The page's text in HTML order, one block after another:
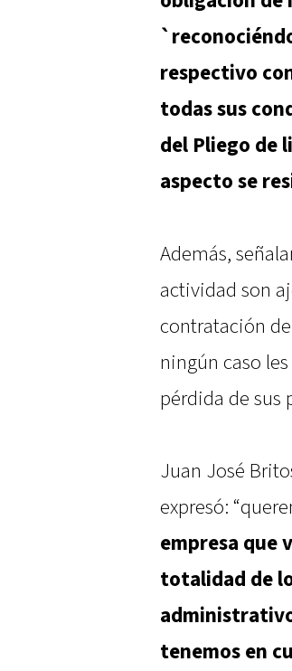
respectivo
todas sus
del Pliego de
aspecto se
Además,
actividad son
contratación
ningún caso
pérdida de sus
Juan José
expresó:
empresa que
totalidad de
tenemos en